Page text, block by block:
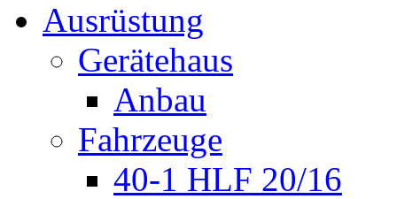
Ausrüstung
Gerätehaus
Anbau
Fahrzeuge
40-1 HLF 20/16